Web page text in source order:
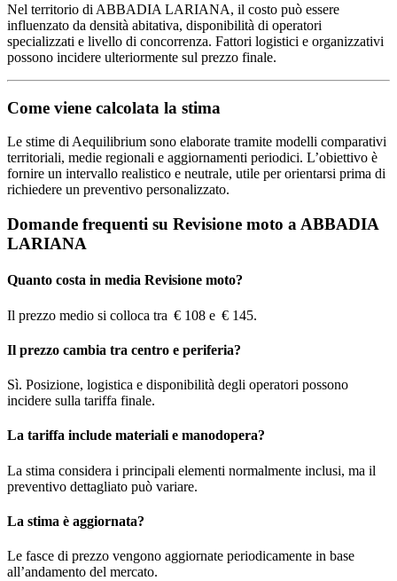
Nel territorio di ABBADIA LARIANA, il costo può essere
influenzato da densità abitativa, disponibilità di operatori
specializzati e livello di concorrenza. Fattori logistici e organizzativi
possono incidere ulteriormente sul prezzo finale.
Come viene calcolata la stima
Le stime di Aequilibrium sono elaborate tramite modelli comparativi
territoriali, medie regionali e aggiornamenti periodici. L’obiettivo è
fornire un intervallo realistico e neutrale, utile per orientarsi prima di
richiedere un preventivo personalizzato.
Domande frequenti su Revisione moto a ABBADIA
LARIANA
Quanto costa in media Revisione moto?
Il prezzo medio si colloca tra € 108 e € 145.
Il prezzo cambia tra centro e periferia?
Sì. Posizione, logistica e disponibilità degli operatori possono
incidere sulla tariffa finale.
La tariffa include materiali e manodopera?
La stima considera i principali elementi normalmente inclusi, ma il
preventivo dettagliato può variare.
La stima è aggiornata?
Le fasce di prezzo vengono aggiornate periodicamente in base
all’andamento del mercato.